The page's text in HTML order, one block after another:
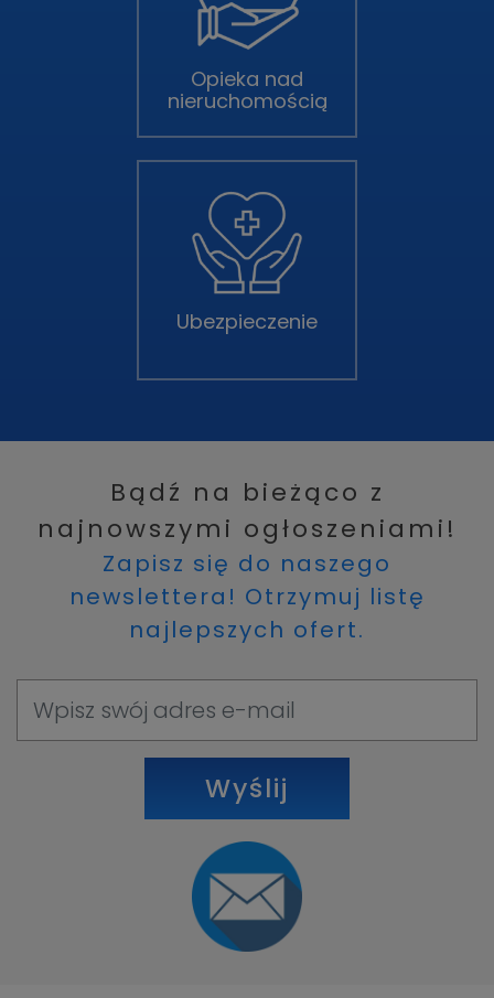
Opieka nad
nieruchomością
Ubezpieczenie
Bądź na bieżąco z
najnowszymi ogłoszeniami!
Zapisz się do naszego
newslettera! Otrzymuj listę
najlepszych ofert.
Wyślij